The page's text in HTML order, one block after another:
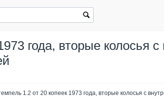
года, вторые колосья с
1.2 от 20 копеек 1973 года, вторые колосья с